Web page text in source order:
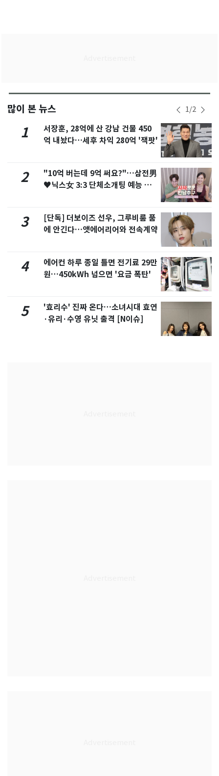
많이 본 뉴스 1/2
1
서장훈, 28억에 산 강남 건물 450
억 내놨다…세후 차익 280억 '잭팟'
2
"10억 버는데 9억 써요?"…삼전男
♥닉스女 3:3 단체소개팅 예능 화
3
[단독] 더보이즈 선우, 그루비룸 품
에 안긴다…앳에어리어와 전속계약
4
에어컨 하루 종일 틀면 전기료 29만
원…450kWh 넘으면 '요금 폭탄'
5
'효리수' 진짜 온다…소녀시대 효연
·유리·수영 유닛 출격 [N이슈]